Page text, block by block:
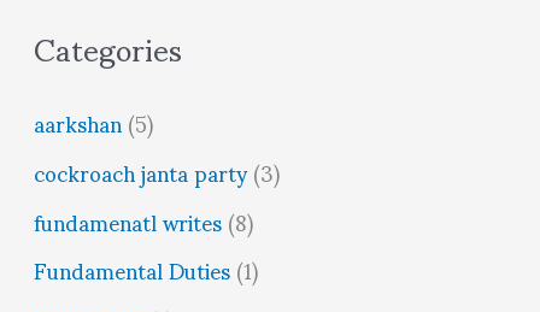
Categories
aarkshan(5)
cockroach janta party(3)
fundamenatl writes(8)
Fundamental Duties(1)